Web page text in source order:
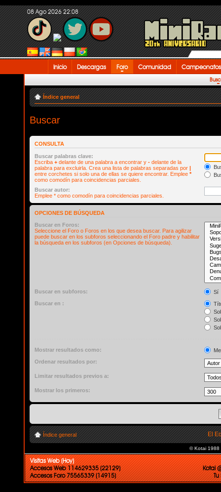
08 Ago 2026 22:08
Inicio Descargas Foro Comunidad Campeonatos
Índice general
Buscar
CONSULTA
Buscar palabras clave:
Escriba + delante de una palabra a encontrar y - delante de la
palabra para excluirla. Crea una lista de palabras separadas por |
entre corchetes si solo una de ellas se quiere encontrar. Emplee *
como comodín para coincidencias parciales.
Buscar autor:
Emplee * como comodín para coincidencias parciales.
OPCIONES DE BÚSQUEDA
Buscar en Foros:
Seleccione el Foro o Foros en los que desea buscar. Para agilizar
puede buscar en los subforos seleccionando el Foro padre y habilitar
la búsqueda en los subforos (en Opciones de búsqueda).
Buscar en subforos:
Sí
Buscar en :
Mostrar resultados como:
Ordenar resultados por:
Limitar resultados previos a:
Mostrar los primeros:
Índice general El
© Kotai 1988
Visitas Web (Hoy)
Accesos Web 114629335 (22129)
Accesos Foro 75565339 (14915)
Kotai